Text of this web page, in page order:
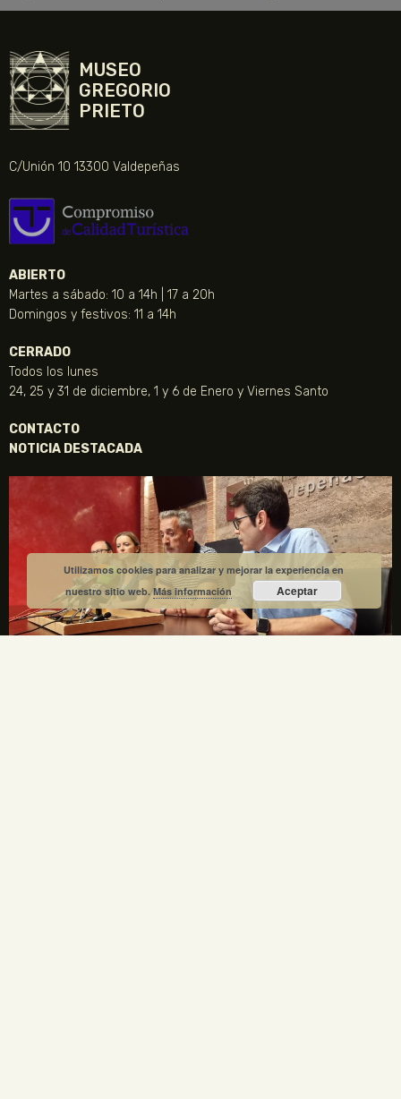
MUSEO
GREGORIO
PRIETO
C/Unión 10 13300 Valdepeñas
ABIERTO
Martes a sábado: 10 a 14h | 17 a 20h
Domingos y festivos: 11 a 14h
CERRADO
Todos los lunes
24, 25 y 31 de diciembre, 1 y 6 de Enero y Viernes Santo
CONTACTO
NOTICIA DESTACADA
Utilizamos cookies para analizar y mejorar la experiencia en
nuestro sitio web.Más información Aceptar